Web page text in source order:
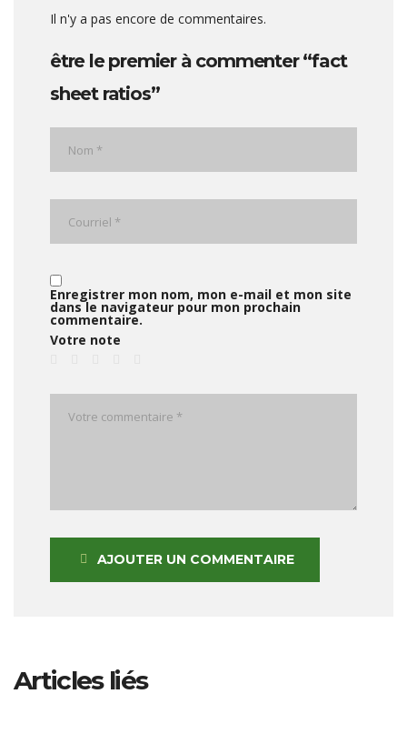
Il n'y a pas encore de commentaires.
être le premier à commenter “fact
sheet ratios”
Enregistrer mon nom, mon e-mail et mon site
dans le navigateur pour mon prochain
commentaire.
Votre note
AJOUTER UN COMMENTAIRE
Articles liés